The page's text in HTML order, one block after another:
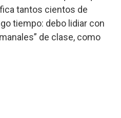
tantos cientos de
tiempo: debo lidiar con
de clase, como